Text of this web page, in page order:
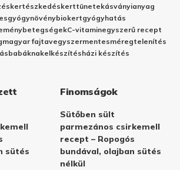
kertészkedéskerttünetekásványianyag
gyógynövénybiokertgyógyhatás
betegségekC-vitaminegyszerű recept
magyar fajtavegyszermentesméregtelenítés
babáknakelkészítésházi készítés
sütés
Finomságok
Sütőben sült
parmezános csirkemell
recept – Ropogós
bundával, olajban sütés
nélkül